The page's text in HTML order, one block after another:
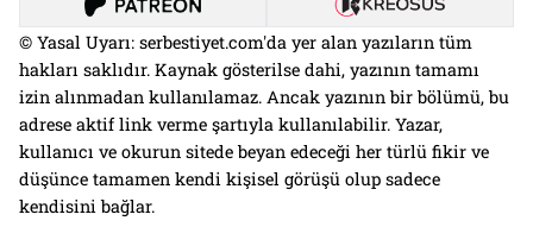
PATRONUMUZ OL
© Yasal Uyarı: serbestiyet.com'da yer alan yazıların tüm
hakları saklıdır. Kaynak gösterilse dahi, yazının tamamı
izin alınmadan kullanılamaz. Ancak yazının bir bölümü, bu
adrese aktif link verme şartıyla kullanılabilir. Yazar,
kullanıcı ve okurun sitede beyan edeceği her türlü fikir ve
düşünce tamamen kendi kişisel görüşü olup sadece
kendisini bağlar.